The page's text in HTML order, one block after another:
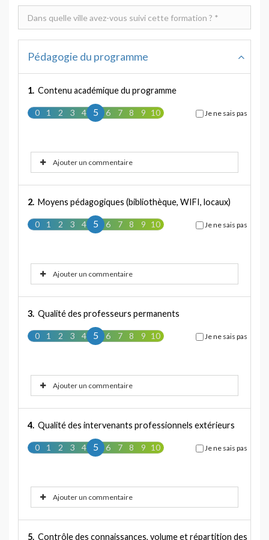
Pédagogie du programme
1. Contenu académique du programme
5
0 1 2 3 4 5 6 7 8 9 10 Je ne sais pas
Ajouter un commentaire
2. Moyens pédagogiques (bibliothèque, WIFI, locaux)
5
0 1 2 3 4 5 6 7 8 9 10 Je ne sais pas
Ajouter un commentaire
3. Qualité des professeurs permanents
5
0 1 2 3 4 5 6 7 8 9 10 Je ne sais pas
Ajouter un commentaire
4. Qualité des intervenants professionnels extérieurs
5
0 1 2 3 4 5 6 7 8 9 10 Je ne sais pas
Ajouter un commentaire
5. Contrôle des connaissances, volume et répartition des